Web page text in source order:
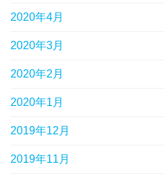
2020年4月
2020年3月
2020年2月
2020年1月
2019年12月
2019年11月